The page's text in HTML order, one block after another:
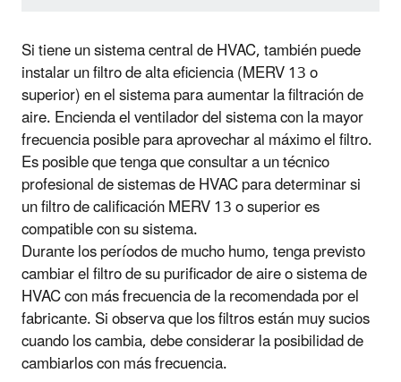
Si tiene un sistema central de HVAC, también puede
instalar un filtro de alta eficiencia (MERV 13 o
superior) en el sistema para aumentar la filtración de
aire. Encienda el ventilador del sistema con la mayor
frecuencia posible para aprovechar al máximo el filtro.
Es posible que tenga que consultar a un técnico
profesional de sistemas de HVAC para determinar si
un filtro de calificación MERV 13 o superior es
compatible con su sistema.
Durante los períodos de mucho humo, tenga previsto
cambiar el filtro de su purificador de aire o sistema de
HVAC con más frecuencia de la recomendada por el
fabricante. Si observa que los filtros están muy sucios
cuando los cambia, debe considerar la posibilidad de
cambiarlos con más frecuencia.